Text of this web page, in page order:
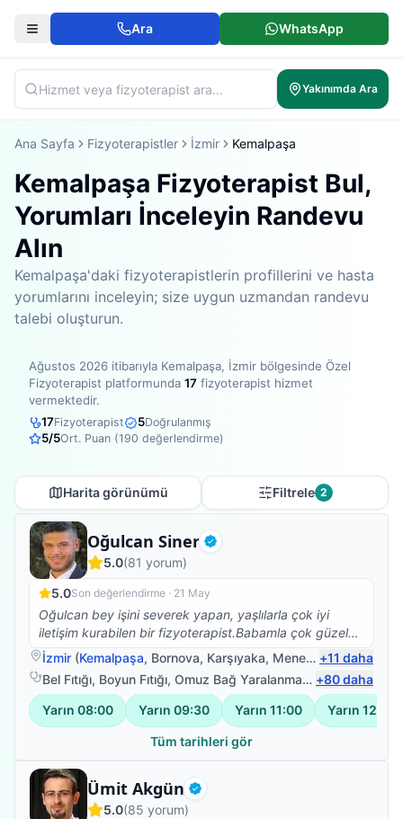
Ara WhatsApp
Yakınımda Ara
Ana Sayfa Fizyoterapistler İzmir Kemalpaşa
Kemalpaşa Fizyoterapist Bul,
Yorumları İnceleyin Randevu
Alın
Kemalpaşa'daki fizyoterapistlerin profillerini ve hasta
yorumlarını inceleyin; size uygun uzmandan randevu
talebi oluşturun.
Ağustos 2026 itibarıyla Kemalpaşa, İzmir bölgesinde Özel
Fizyoterapist platformunda 17 fizyoterapist hizmet
vermektedir.
17Fizyoterapist 5Doğrulanmış
5/5Ort. Puan (190 değerlendirme)
Harita görünümü Filtrele 2
Oğulcan Siner Doğrulanmış
Fizyoterapist
5.0(81 yorum)
5.0Son değerlendirme · 21 May
Oğulcan bey işini severek yapan, yaşlılarla çok iyi
iletişim kurabilen bir fizyoterapist.Babamla çok güzel
ilgilendi.Kendisine çok teşekkür ederim.☺️
İzmir (Kemalpaşa, Bornova, Karşıyaka, Menemen )
+11 daha
Bel Fıtığı, Boyun Fıtığı, Omuz Bağ Yaralanması ,Protez
+80daha
Yarın 08:00 Yarın 09:30 Yarın 11:00 Yarın 12:30
Tüm tarihleri gör
Ümit Akgün Doğrulanmış
Fizyoterapist
5.0(85 yorum)